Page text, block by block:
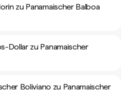
zu Panamaischer Balboa
Dollar zu Panamaischer
Boliviano zu Panamaischer